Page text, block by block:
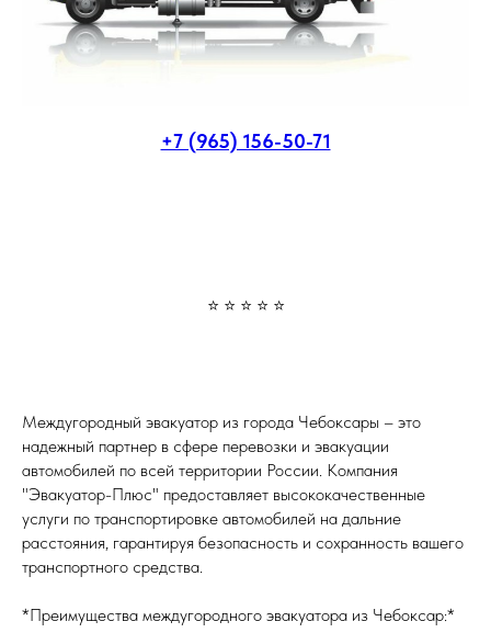
+7 (965) 156-50-71
⭐ ⭐ ⭐ ⭐ ⭐
Междугородный эвакуатор из города Чебоксары – это
надежный партнер в сфере перевозки и эвакуации
автомобилей по всей территории России. Компания
"Эвакуатор-Плюс" предоставляет высококачественные
услуги по транспортировке автомобилей на дальние
расстояния, гарантируя безопасность и сохранность вашего
транспортного средства.
*Преимущества междугородного эвакуатора из Чебоксар:*